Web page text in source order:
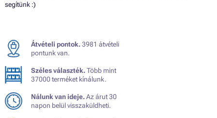
segítünk :)
Átvételi pontok.3981 átvételi
pontunk van.
Széles választék.Több mint
37000 terméket kínálunk.
Nálunk van ideje.Az árut 30
napon belül visszaküldheti.